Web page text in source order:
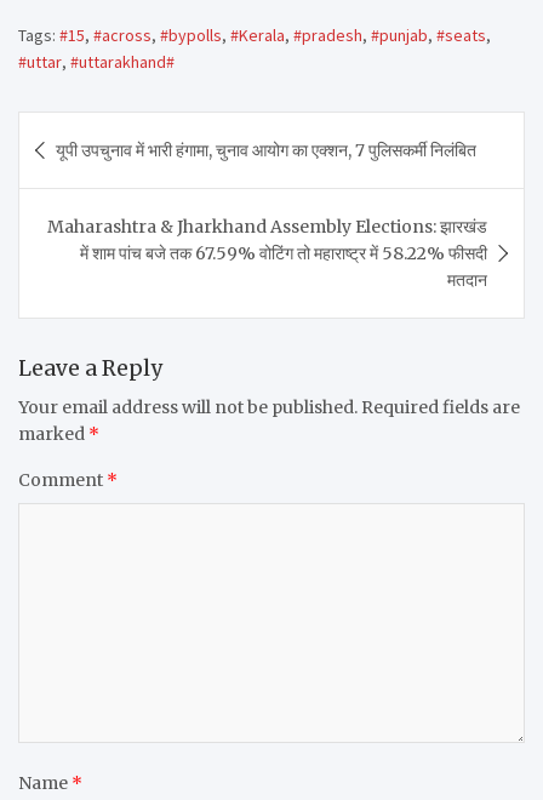
Tags: #15, #across, #bypolls, #Kerala, #pradesh, #punjab, #seats,
#uttar, #uttarakhand#
navigation
यूपी उपचुनाव में भारी हंगामा, चुनाव आयोग का एक्शन, 7 पुलिसकर्मी निलंबित
Maharashtra & Jharkhand Assembly Elections: झारखंड
में शाम पांच बजे तक 67.59% वोटिंग तो महाराष्ट्र में 58.22% फीसदी
मतदान
Leave a Reply
Your email address will not be published. Required fields are
marked *
Comment *
Name *